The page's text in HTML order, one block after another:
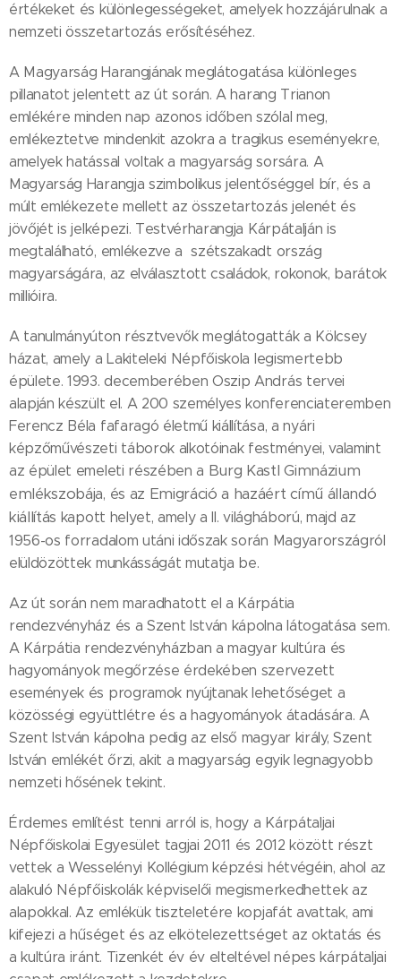
értékeket és különlegességeket, amelyek hozzájárulnak a
nemzeti összetartozás erősítéséhez.
A Magyarság Harangjának meglátogatása különleges
pillanatot jelentett az út során. A harang Trianon
emlékére minden nap azonos időben szólal meg,
emlékeztetve mindenkit azokra a tragikus eseményekre,
amelyek hatással voltak a magyarság sorsára. A
Magyarság Harangja szimbolikus jelentőséggel bír, és a
múlt emlékezete mellett az összetartozás jelenét és
jövőjét is jelképezi. Testvérharangja Kárpátalján is
megtalálható, emlékezve a szétszakadt ország
magyarságára, az elválasztott családok, rokonok, barátok
millióira.
A tanulmányúton résztvevők meglátogatták a Kölcsey
házat, amely a Lakiteleki Népfőiskola legismertebb
épülete. 1993. decemberében Oszip András tervei
alapján készült el. A 200 személyes konferenciateremben
Ferencz Béla fafaragó életmű kiállítása, a nyári
képzőművészeti táborok alkotóinak festményei, valamint
az épület emeleti részében a Burg Kastl Gimnázium
emlékszobája, és az Emigráció a hazáért című állandó
kiállítás kapott helyet, amely a II. világháború, majd az
1956-os forradalom utáni időszak során Magyarországról
elüldözöttek munkásságát mutatja be.
Az út során nem maradhatott el a Kárpátia
rendezvényház és a Szent István kápolna látogatása sem.
A Kárpátia rendezvényházban a magyar kultúra és
hagyományok megőrzése érdekében szervezett
események és programok nyújtanak lehetőséget a
közösségi együttlétre és a hagyományok átadására. A
Szent István kápolna pedig az első magyar király, Szent
István emlékét őrzi, akit a magyarság egyik legnagyobb
nemzeti hősének tekint.
Érdemes említést tenni arról is, hogy a Kárpátaljai
Népfőiskolai Egyesület tagjai 2011 és 2012 között részt
vettek a Wesselényi Kollégium képzési hétvégéin, ahol az
alakuló Népfőiskolák képviselői megismerkedhettek az
alapokkal. Az emlékük tiszteletére kopjafát avattak, ami
kifejezi a hűséget és az elkötelezettséget az oktatás és
a kultúra iránt. Tizenkét év év elteltével népes kárpátaljai